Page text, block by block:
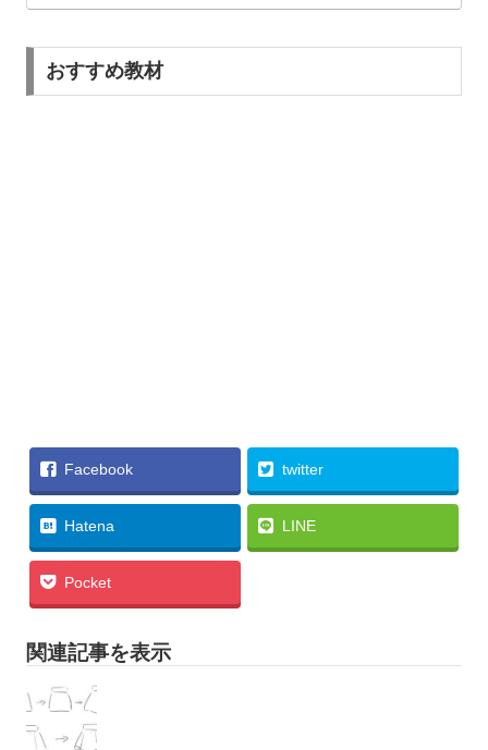
おすすめ教材
Facebook twitter
Hatena LINE
Pocket
関連記事を表示